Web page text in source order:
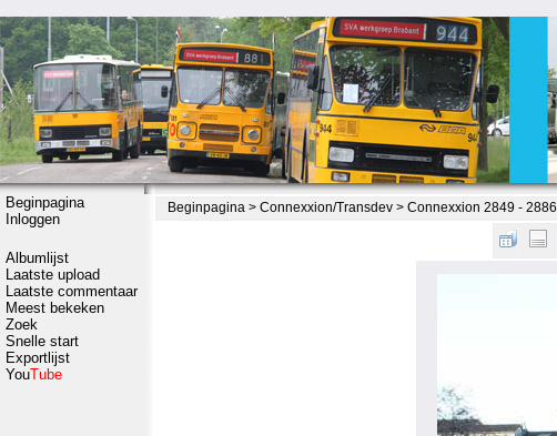
Beginpagina
Inloggen
Albumlijst
Laatste upload
Laatste commentaar
Meest bekeken
Zoek
Snelle start
Exportlijst
YouTube
Beginpagina > Connexxion/Transdev > Connexxion 2849 - 2886